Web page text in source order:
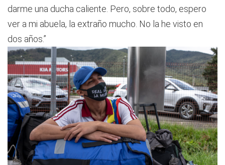
darme una ducha caliente. Pero, sobre todo, espero
ver a mi abuela, la extraño mucho. No la he visto en
dos años.”